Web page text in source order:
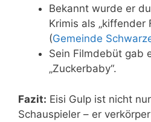
Bekannt wurde er
Krimis als „kiffender
(Gemeinde
Sein Filmdebüt gab
„Zuckerbaby“.
Fazit: Eisi Gulp ist nicht
Schauspieler – er